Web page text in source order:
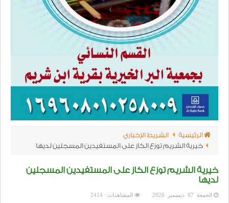
الرئيسية
الشريط الإخباري
خيرية الشريم توزع الكاز على المستفيدين المسجلين لديها
خيرية الشريم توزع الكاز على المستفيدين المسجلين
لديها
الجمعة 07 ديسمبر 2026 المشاهدات : 2414